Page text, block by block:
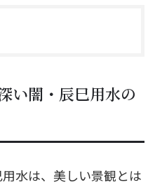
い闇・辰巳用水の
水は、美しい景観とは